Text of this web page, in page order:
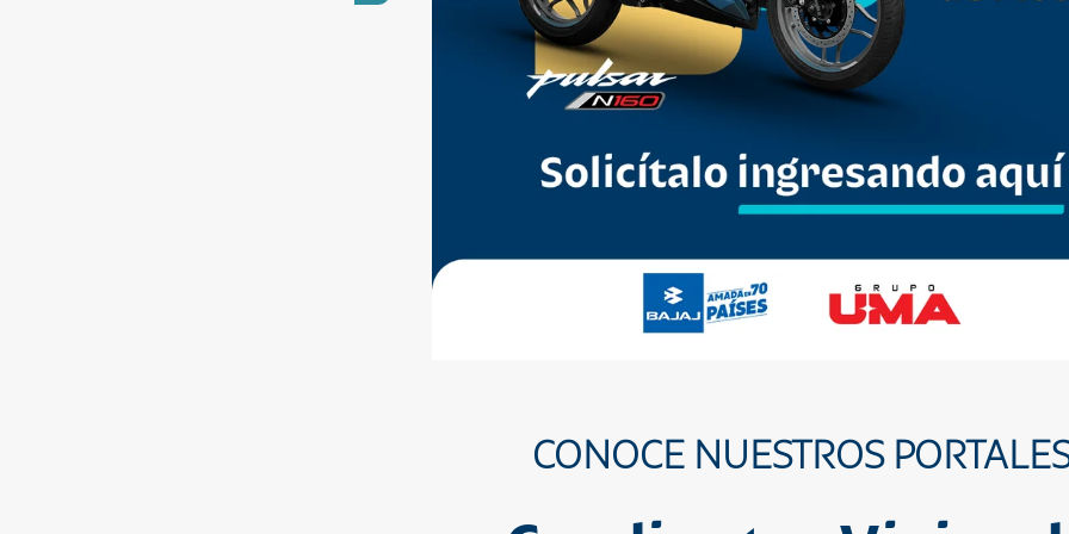
CONOCE NUESTROS